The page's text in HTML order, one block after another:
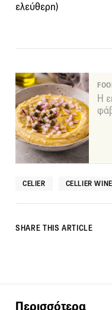
ελεύθερη)
Η
CELIER CELLIER
SHARE THIS ARTICLE
Περισσότερα